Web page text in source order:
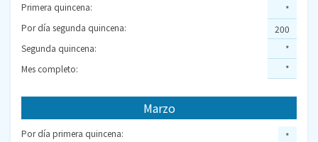
Primera quincena:
Por día segunda quincena:
Segunda quincena:
Mes completo:
*
200
*
*
Marzo
Por día primera quincena:
*